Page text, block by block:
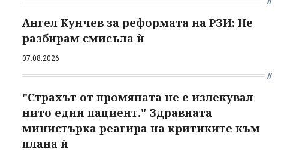
Ангел Кунчев за реформата на РЗИ: Не
разбирам смисъла ѝ
07.08.2026
"Страхът от промяната не е излекувал
нито един пациент." Здравната
министърка реагира на критиките към
плана ѝ